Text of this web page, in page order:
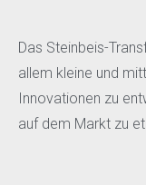
Das Steinbeis-
allem kleine und
Innovationen zu
auf dem Markt zu